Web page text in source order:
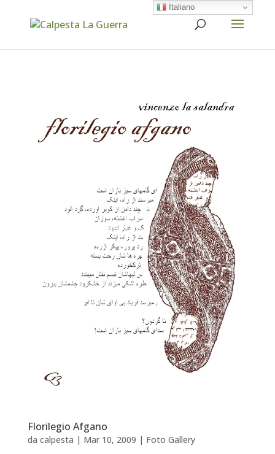
Florilegio Afgano
da calpesta | Mar 10, 2009 | Foto Gallery
Italiano